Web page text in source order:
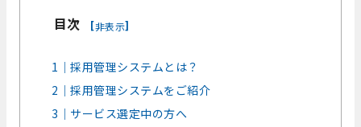
目次 [非表示]
1｜採用管理システムとは？
2｜採用管理システムをご紹介
3｜サービス選定中の方へ